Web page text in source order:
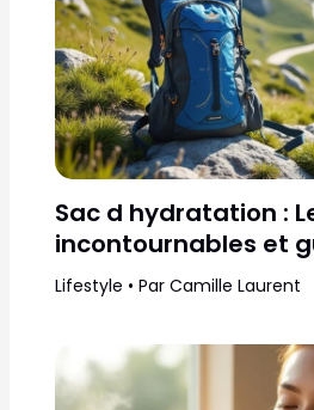
Sac d hydratation :
incontournables et
Lifestyle • Par Camille Laurent